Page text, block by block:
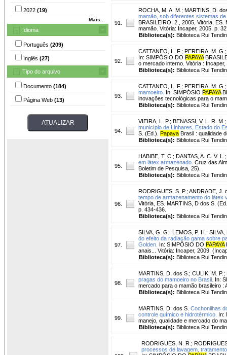
2022 (19)
Mais...
Idioma
Português (209)
Inglês (27)
Tipo do arquivo
Documento (184)
Página Web (13)
91.
ROCHA, M. A. M. ; MARTINS, D.
mamão, sob diferentes sistemas
BRASILEIRO, 2., 2005, Vitória,
mamão. Vitória: Incaper, 2005. p.
Biblioteca(s): Biblioteca Rui
92.
CATTANEO, L. F. ; PEREIRA, M. G.
In: SIMPÓSIO DO PAPAYA
o mercado interno. Vitória :
Biblioteca(s): Biblioteca Rui
93.
CATTANEO, L. F. ; PEREIRA, M. G.
mamoeiro. In: SIMPÓSIO PAPAYA
inovações tecnológicas para o
Biblioteca(s): Biblioteca Rui
94.
VIEIRA, L. P. ; BENASSI, V. L. R. M. ;
município de Linhares, Estado do
S. (Ed.). Papaya Brasil : qualidade
Biblioteca(s): Biblioteca Rui
95.
HABIBE, T. C. ; DANTAS, A. C. V. L. ;
em látex armazenado. Cruz das
Boletim de Pesquisa, 25).
Biblioteca(s): Biblioteca Rui
96.
RODRIGUES, S. P. ; ANDRADE, J.
tempo de armazenamento do látex
Vitória, ES. MARTINS, D dos S.
p. 434-436.
Biblioteca(s): Biblioteca Rui
97.
SILVA, G. G. ; LEMOS, P. H. ; SILVA,
do efeito da radiação gama sobre
Golden. In: SIMPÓSIO DO PAPAYA
anais... Vitória: Incaper, 2009.
Biblioteca(s): Biblioteca Rui
98.
MARTINS, D. dos S. ; CULIK, M. P. ;
pragas do mamoeiro no Brasil. In:
mercado para o mamão brasileiro :
Biblioteca(s): Biblioteca Rui
99.
MARTINS, D. dos S. Cochonilhas
controle químico e hidrotérmico. In:
manejo, qualidade e mercado do
Biblioteca(s): Biblioteca Rui
RODRIGUES, N. R. ;
processos de lavagem,